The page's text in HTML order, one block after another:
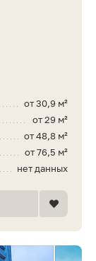
от 30,9 м²
от 29 м²
от 48,8 м²
от 76,5 м²
нет данных